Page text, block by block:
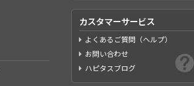
カスタマーサービス
よくあるご質問（ヘルプ）
お問い合わせ
ハピタスブログ